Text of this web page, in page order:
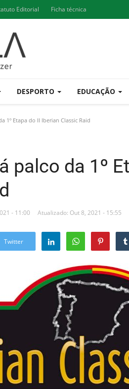
Editorial Ficha técnica
DESPORTO EDUCAÇÃO
1º Etapa do II Iberian Classic Raid
palco da 1º
- 11:00 Atualizado: Out 8, 2021 - 15:55
Twitter